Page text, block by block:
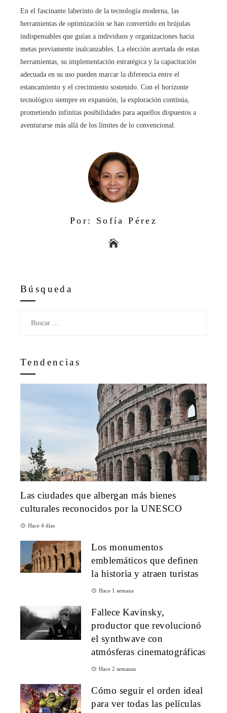
En el fascinante laberinto de la tecnología moderna, las
herramientas de optimización se han convertido en brújulas
indispensables que guían a individuos y organizaciones hacia
metas previamente inalcanzables. La elección acertada de estas
herramientas, su implementación estratégica y la capacitación
adecuada en su uso pueden marcar la diferencia entre el
estancamiento y el crecimiento sostenido. Con el horizonte
tecnológico siempre en expansión, la exploración continúa,
prometiendo infinitas posibilidades para aquellos dispuestos a
aventurarse más allá de los límites de lo convencional.
Por: Sofía Pérez
Búsqueda
Tendencias
Las ciudades que albergan más bienes
culturales reconocidos por la UNESCO
Hace 4 días
Los monumentos
emblemáticos que definen
la historia y atraen turistas
Hace 1 semana
Fallece Kavinsky,
productor que revolucionó
el synthwave con
atmósferas cinematográficas
Hace 2 semanas
Cómo seguir el orden ideal
para ver todas las películas